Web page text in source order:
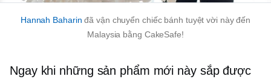
Hannah Baharin đã vận chuyển chiếc bánh tuyệt vời này đến
Malaysia bằng CakeSafe!
Ngay khi những sản phẩm mới này sắp được